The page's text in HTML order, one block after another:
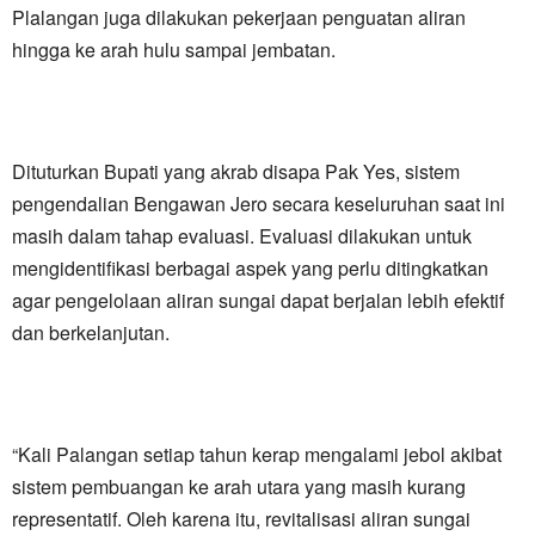
Plalangan juga dilakukan pekerjaan penguatan aliran
hingga ke arah hulu sampai jembatan.
Dituturkan Bupati yang akrab disapa Pak Yes, sistem
pengendalian Bengawan Jero secara keseluruhan saat ini
masih dalam tahap evaluasi. Evaluasi dilakukan untuk
mengidentifikasi berbagai aspek yang perlu ditingkatkan
agar pengelolaan aliran sungai dapat berjalan lebih efektif
dan berkelanjutan.
“Kali Palangan setiap tahun kerap mengalami jebol akibat
sistem pembuangan ke arah utara yang masih kurang
representatif. Oleh karena itu, revitalisasi aliran sungai